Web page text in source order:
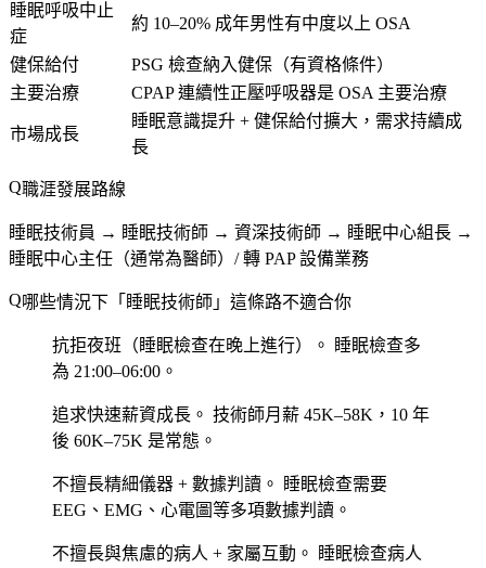
睡眠呼吸中止
症
約 10–20% 成年男性有中度以上 OSA
健保給付
PSG 檢查納入健保（有資格條件）
主要治療
CPAP 連續性正壓呼吸器是 OSA 主要治療
市場成長
睡眠意識提升 + 健保給付擴大，需求持續成
長
職涯發展路線
睡眠技術員 → 睡眠技術師 → 資深技術師 → 睡眠中心組長 →
睡眠中心主任（通常為醫師）/ 轉 PAP 設備業務
哪些情況下「睡眠技術師」這條路不適合你
抗拒夜班（睡眠檢查在晚上進行）。
睡眠檢查多
為 21:00–06:00。
追求快速薪資成長。 技術師月薪 45K–58K，10 年
後 60K–75K 是常態。
不擅長精細儀器 + 數據判讀。
睡眠檢查需要
EEG、EMG、心電圖等多項數據判讀。
不擅長與焦慮的病人 + 家屬互動。
睡眠檢查病人